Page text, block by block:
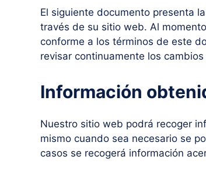
El siguiente documento presenta
través de su sitio web. Al
conforme a los términos de este
revisar continuamente los
Información
Nuestro sitio web podrá recoger
mismo cuando sea necesario se
casos se recogerá información